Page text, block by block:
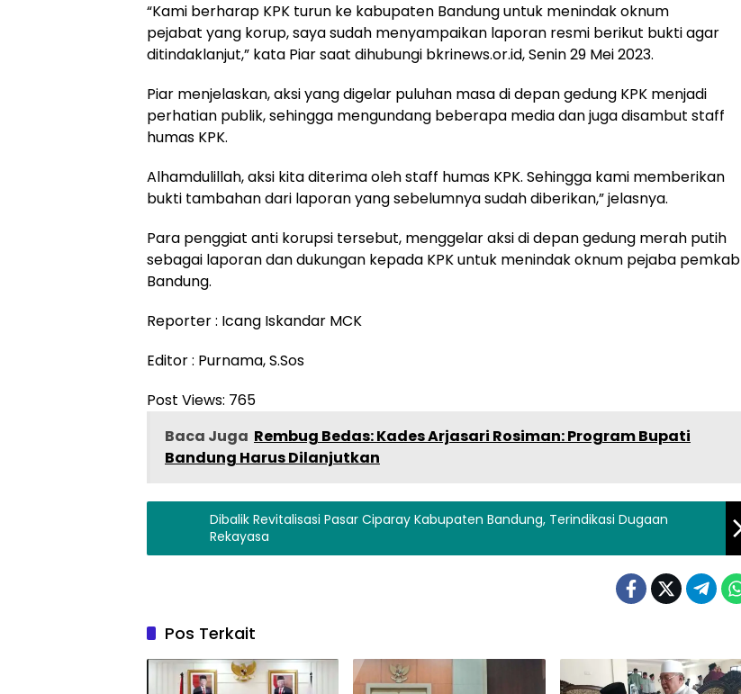
“Kami berharap KPK turun ke kabupaten Bandung untuk menindak oknum
pejabat yang korup, saya sudah menyampaikan laporan resmi berikut bukti agar
ditindaklanjut,” kata Piar saat dihubungi bkrinews.or.id, Senin 29 Mei 2023.
Piar menjelaskan, aksi yang digelar puluhan masa di depan gedung KPK menjadi
perhatian publik, sehingga mengundang beberapa media dan juga disambut staff
humas KPK.
Alhamdulillah, aksi kita diterima oleh staff humas KPK. Sehingga kami memberikan
bukti tambahan dari laporan yang sebelumnya sudah diberikan,” jelasnya.
Para penggiat anti korupsi tersebut, menggelar aksi di depan gedung merah putih
sebagai laporan dan dukungan kepada KPK untuk menindak oknum pejaba pemkab
Bandung.
Reporter : Icang Iskandar MCK
Editor : Purnama, S.Sos
Post Views: 765
Baca Juga Rembug Bedas: Kades Arjasari Rosiman: Program Bupati
Bandung Harus Dilanjutkan
Dibalik Revitalisasi Pasar Ciparay Kabupaten Bandung, Terindikasi Dugaan
Rekayasa
Pos Terkait